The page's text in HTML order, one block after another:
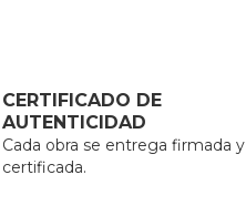
CERTIFICADO DE
AUTENTICIDAD
Cada obra se entrega firmada y
certificada.